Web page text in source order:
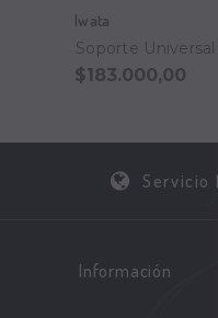
Iwata
Soporte
$183.000,00
Servicio
Información